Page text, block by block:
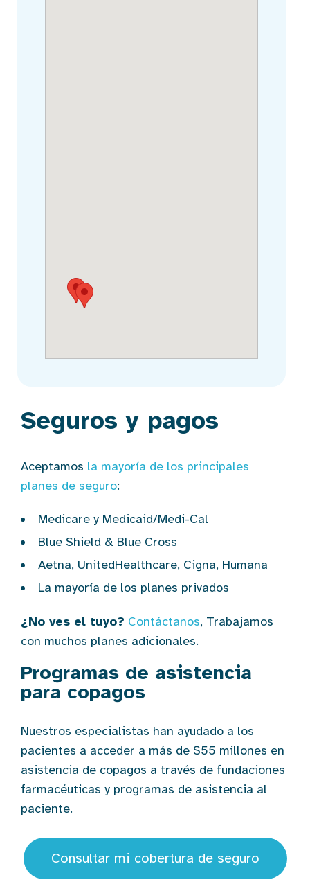
Seguros y pagos
Aceptamos la mayoría de los principales
planes de seguro:
Medicare y Medicaid/Medi-Cal
Blue Shield & Blue Cross
Aetna, UnitedHealthcare, Cigna, Humana
La mayoría de los planes privados
¿No ves el tuyo? Contáctanos, Trabajamos
con muchos planes adicionales.
Programas de asistencia
para copagos
Nuestros especialistas han ayudado a los
pacientes a acceder a más de $55 millones en
asistencia de copagos a través de fundaciones
farmacéuticas y programas de asistencia al
paciente.
Consultar mi cobertura de seguro